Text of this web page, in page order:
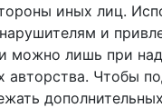
иных лиц.
и
можно лишь при
авторства. Чтобы